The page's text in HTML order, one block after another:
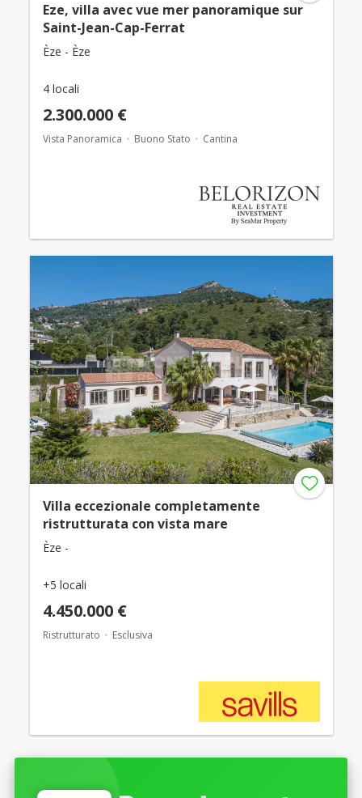
Eze, villa avec vue mer panoramique sur
Saint-Jean-Cap-Ferrat
Èze - Èze
4 locali
2.300.000 €
Vista Panoramica Buono Stato Cantina
Villa eccezionale completamente
ristrutturata con vista mare
Èze -
+5 locali
4.450.000 €
Ristrutturato Esclusiva